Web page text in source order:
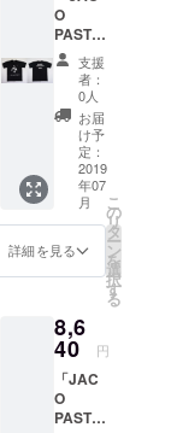
『JAZZ
ADDIC
リーズ
です。
※こちら
の商品
は白T
シャツ
へのプ
リント
商品に
なりま
す。 ※
白黒写
でも特
に顔
アップ
でサン
グラス
をかけ
から
JAZZラ
イヴ観
賞まで
ファッ
ション&
音楽好
きな方
には必
ず手に
して頂
は買う
ことが
い希少
性の高
い
『JAZZ
ADDIC
T』シ
ンルを
呑み込
み数々
の名盤
を輩出
し続け
たトラ
ンペッ
ターの
貴重な
ワン
を切り
取った
らない
商品で
す。夏
フェス
から
ジャズ
の帝王
「マイ
ルス・
デイビ
ス」の
フォトT
シャ
ツ。
ジャズ
だけで
ロック/
ファン
プホッ
プなど
あらゆ
るジャ
ンルを
呑み込
け予定
です。
（多少
の前後
はござ
いま
す）
WATER
FALL限
定コラ
ボTシャ
ツ。第
一弾は
山繁氏
が撮影
強ベー
シスト
「ジャ
イズを
備考欄
にご記
載くだ
さい。
例；
XS,XL
ラー：
ホワイ
ト（ボ
ディ）×
バレン
ント）
2019年
7月上旬
～下旬
のお届
け予定
O
PASTO
RIUS T-
shirts」
Ver.3
日本
製 日
本製
S,M,L以
外のサ
イズも
ご用意
できる
可能性
がござ
ので、
支援時
にご希
望のサ
イズを
備考欄
支援
者：
0人
お届
け予
定：
2019
年07
月
詳細を見る
こ
の
リ
タ
ー
ン
を
選
択
す
る
8,6
40 円
「JAC
O
PASTO